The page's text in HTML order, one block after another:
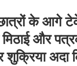
के आगे
मिठाई और
शुक्रिया अदा